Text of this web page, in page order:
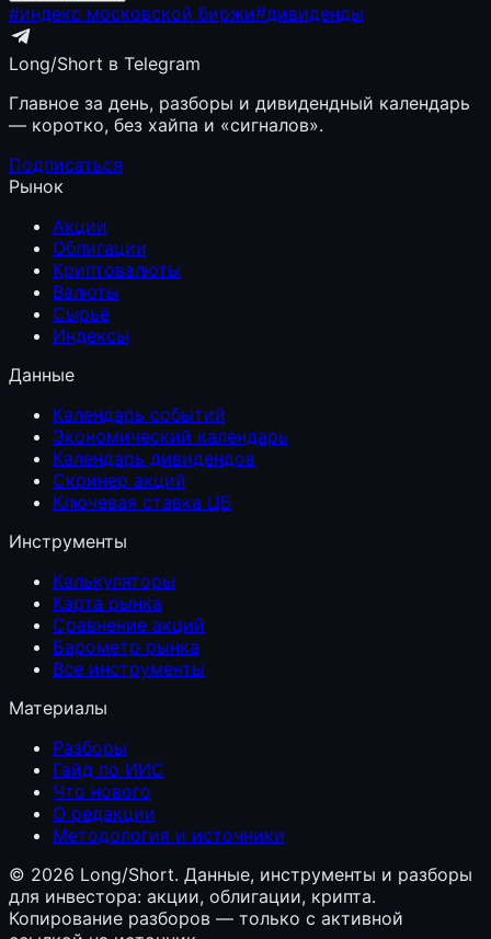
#индекс московской биржи#дивиденды
Long/Short в Telegram
Главное за день, разборы и дивидендный календарь
— коротко, без хайпа и «сигналов».
Подписаться
Рынок
Акции
Облигации
Криптовалюты
Валюты
Сырьё
Индексы
Данные
Календарь событий
Экономический календарь
Календарь дивидендов
Скринер акций
Ключевая ставка ЦБ
Инструменты
Калькуляторы
Карта рынка
Сравнение акций
Барометр рынка
Все инструменты
Материалы
Разборы
Гайд по ИИС
Что нового
О редакции
Методология и источники
© 2026 Long/Short. Данные, инструменты и разборы
для инвестора: акции, облигации, крипта.
Копирование разборов — только с активной